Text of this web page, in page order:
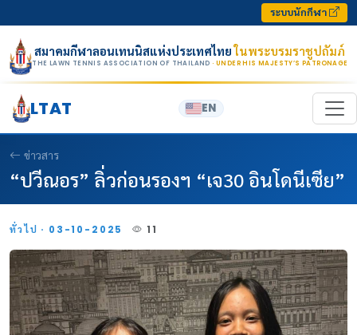
ระบบนักกีฬา
สมาคมกีฬาลอนเทนนิสแห่งประเทศไทยในพระบรมราชูปถัมภ์
THE LAWN TENNIS ASSOCIATION OF THAILAND · UNDER HIS MAJESTY’S PATRONAGE
LTAT EN
ข่าวสาร
“ปวีณอร” ลิ่วก่อนรองฯ “เจ30 อินโดนีเซีย”
ทั่วไป · 03-10-2025 11